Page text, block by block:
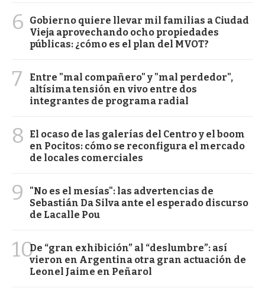
6
Gobierno quiere llevar mil familias a Ciudad
Vieja aprovechando ocho propiedades
públicas: ¿cómo es el plan del MVOT?
7
Entre "mal compañero" y "mal perdedor",
altísima tensión en vivo entre dos
integrantes de programa radial
8
El ocaso de las galerías del Centro y el boom
en Pocitos: cómo se reconfigura el mercado
de locales comerciales
9
"No es el mesías": las advertencias de
Sebastián Da Silva ante el esperado discurso
de Lacalle Pou
10De “gran exhibición” al “deslumbre”: así
vieron en Argentina otra gran actuación de
Leonel Jaime en Peñarol